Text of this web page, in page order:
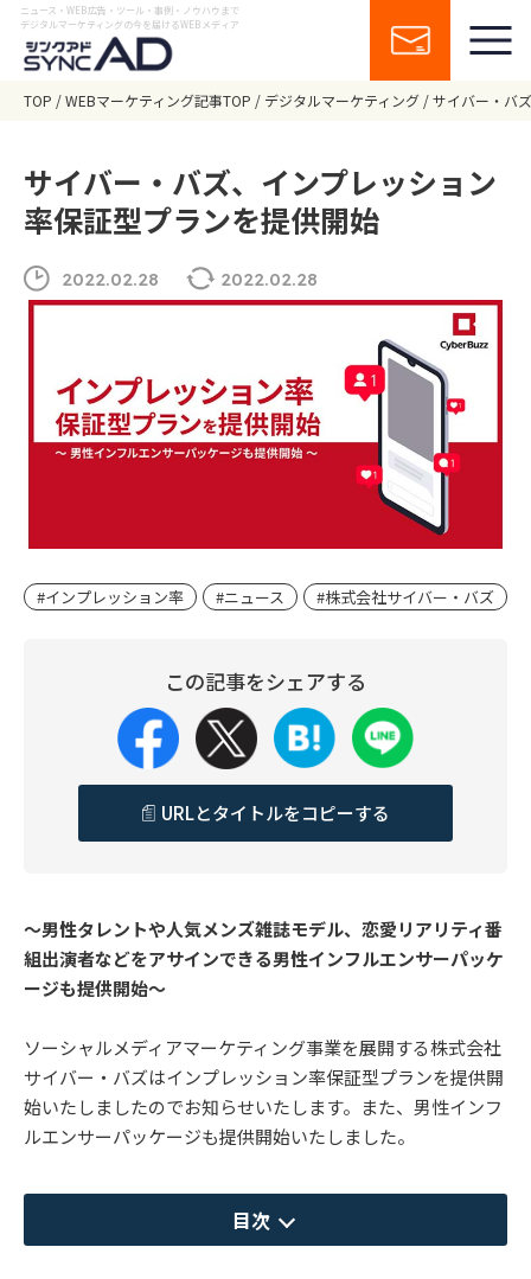
ニュース・WEB広告・ツール・事例・ノウハウまで
デジタルマーケティングの今を届けるWEBメディア
TOP WEBマーケティング記事TOP デジタルマーケティング サイバー・バ
サイバー・バズ、インプレッション
率保証型プランを提供開始
2022.02.28 2022.02.28
#インプレッション率 #ニュース #株式会社サイバー・バズ
この記事をシェアする
URLとタイトルをコピーする
～男性タレントや人気メンズ雑誌モデル、恋愛リアリティ番
組出演者などをアサインできる男性インフルエンサーパッケ
ージも提供開始～
ソーシャルメディアマーケティング事業を展開する株式会社
サイバー・バズはインプレッション率保証型プランを提供開
始いたしましたのでお知らせいたします。また、男性インフ
ルエンサーパッケージも提供開始いたしました。
目次